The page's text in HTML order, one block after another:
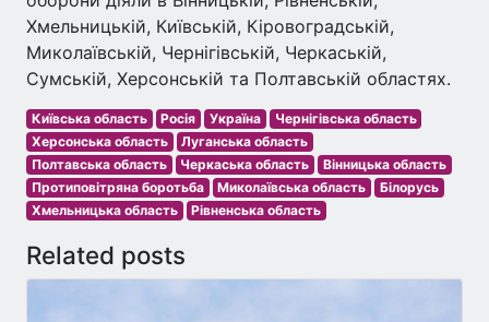
Хмельницькій, Київській, Кіровоградській,
Миколаївській, Чернігівській, Черкаській,
Сумській, Херсонській та Полтавській областях.
Київська область Росія Україна
Чернігівська область
Херсонська область
Луганська область
Полтавська область
Черкаська область
Вінницька область
Протиповітряна боротьба
Миколаївська область
Білорусь
Хмельницька область
Рівненська область
Related posts